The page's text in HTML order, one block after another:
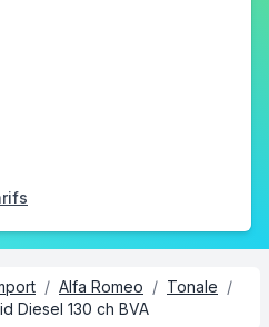
/ Alfa Romeo / Tonale /
Diesel 130 ch BVA